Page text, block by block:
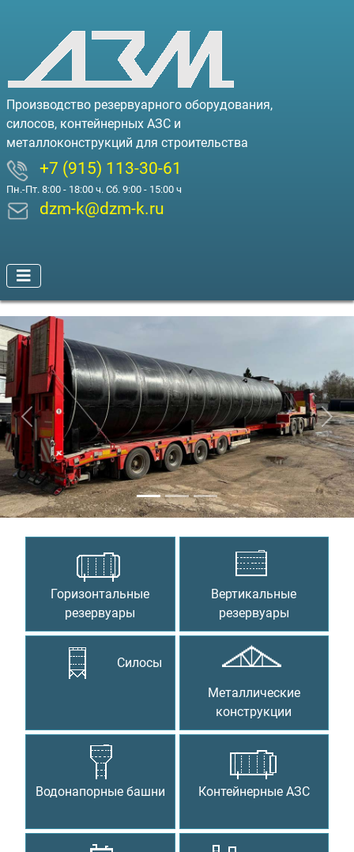
Производство резервуарного оборудования,
силосов, контейнерных АЗС и
металлоконструкций для строительства
+7 (915) 113-30-61
Пн.-Пт. 8:00 - 18:00 ч. Сб. 9:00 - 15:00 ч
dzm-k@dzm-k.ru
Предыдущий
Горизонтальные
резервуары
Вертикальные
резервуары
Силосы
Металлические
конструкции
Водонапорные башни Контейнерные АЗС